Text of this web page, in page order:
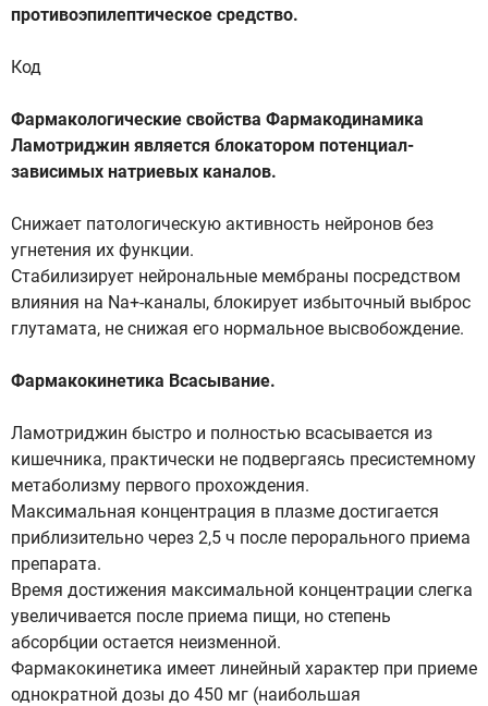
противоэпилептическое средство.
Код
Фармакологические свойства Фармакодинамика
Ламотриджин является блокатором потенциал-
зависимых натриевых каналов.
Снижает патологическую активность нейронов без
угнетения их функции.
Стабилизирует нейрональные мембраны посредством
влияния на Nа+-каналы, блокирует избыточный выброс
глутамата, не снижая его нормальное высвобождение.
Фармакокинетика Всасывание.
Ламотриджин быстро и полностью всасывается из
кишечника, практически не подвергаясь пресистемному
метаболизму первого прохождения.
Максимальная концентрация в плазме достигается
приблизительно через 2,5 ч после перорального приема
препарата.
Время достижения максимальной концентрации слегка
увеличивается после приема пищи, но степень
абсорбции остается неизменной.
Фармакокинетика имеет линейный характер при приеме
однократной дозы до 450 мг (наибольшая